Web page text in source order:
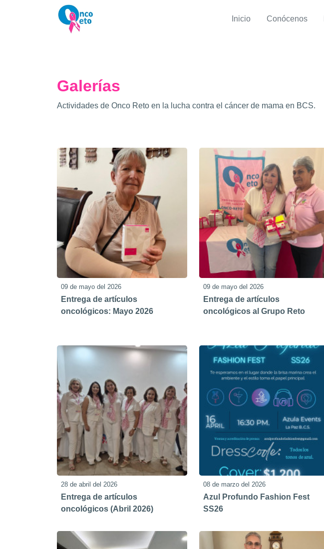
Inicio Conócenos
Galerías
Actividades de Onco Reto en la lucha contra el cáncer de mama en BCS.
09 de mayo del 2026
Entrega de artículos
oncológicos: Mayo 2026
09 de mayo del 2026
Entrega de artículos
oncológicos al Grupo Reto
28 de abril del 2026
Entrega de artículos
oncológicos (Abril 2026)
08 de marzo del 2026
Azul Profundo Fashion Fest
SS26